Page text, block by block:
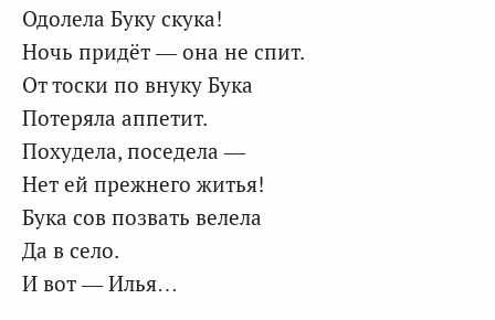
Одолела Буку скука!
Ночь придёт — она не спит.
От тоски по внуку Бука
Потеряла аппетит.
Похудела, поседела —
Нет ей прежнего житья!
Бука сов позвать велела
Да в село.
И вот — Илья…